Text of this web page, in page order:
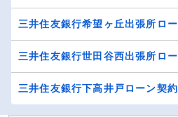
三井住友銀行希望ヶ丘出張所ロ
三井住友銀行世田谷西出張所ロ
三井住友銀行下高井戸ローン契